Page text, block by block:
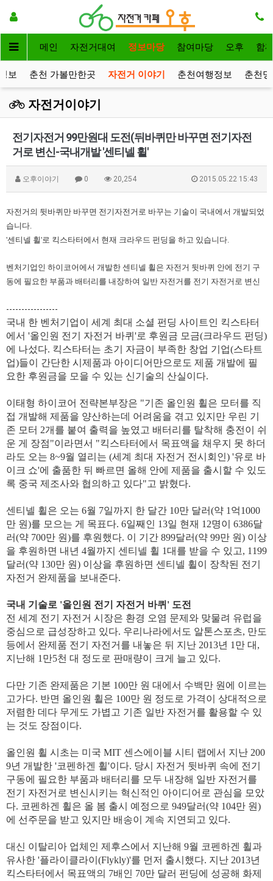
메인 자전거대여 정보마당 참여마당 오후 함
보 춘천 가볼만한곳 자전거 이야기 춘천여행정보 춘천
자전거이야기
전기자전거 99만원대 도전(뒤바퀴만 바꾸면 전기자전
거로 변신-국내개발 '센티넬 휠'
오후이야기 0 20,254 2015.05.22 15:43
자전거의 뒷바퀴만 바꾸면 전기자전거로 바꾸는 기술이 국내에서 개발되었
습니다.
'센티넬 휠'로 킥스타터에서 현재 크라우드 펀딩을 하고 있습니다.
벤처기업인 하이코어에서 개발한 센티넬 휠은 자전거 뒷바퀴 안에 전기 구
동에 필요한 부품과 배터리를 내장하여 일반 자전거를 전기 자전거로 변신
-----------------
국내 한 벤처기업이 세계 최대 소셜 펀딩 사이트인 킥스타터
에서 '올인원 전기 자전거 바퀴'로 후원금 모금(크라우드 펀딩)
에 나섰다. 킥스타터는 초기 자금이 부족한 창업 기업(스타트
업)들이 간단한 시제품과 아이디어만으로도 제품 개발에 필
요한 후원금을 모을 수 있는 신기술의 산실이다.
이태형 하이코어 전략본부장은 "기존 올인원 휠은 모터를 직
접 개발해 제품을 양산하는데 어려움을 겪고 있지만 우린 기
존 모터 2개를 붙여 출력을 높였고 배터리를 탈착해 충전이 쉬
운 게 장점"이라면서 "킥스타터에서 목표액을 채우지 못 하더
라도 오는 8~9월 열리는 (세계 최대 자전거 전시회인) '유로 바
이크 쇼'에 출품한 뒤 빠르면 올해 안에 제품을 출시할 수 있도
록 중국 제조사와 협의하고 있다"고 밝혔다.
센티넬 휠은 오는 6월 7일까지 한 달간 10만 달러(약 1억1000
만 원)를 모으는 게 목표다. 6일째인 13일 현재 12명이 6386달
러(약 700만 원)를 후원했다. 이 기간 899달러(약 99만 원) 이상
을 후원하면 내년 4월까지 센티넬 휠 1대를 받을 수 있고, 1199
달러(약 130만 원) 이상을 후원하면 센티넬 휠이 장착된 전기
자전거 완제품을 보내준다.
국내 기술로 '올인원 전기 자전거 바퀴' 도전
전 세계 전기 자전거 시장은 환경 오염 문제와 맞물려 유럽을
중심으로 급성장하고 있다. 우리나라에서도 알톤스포츠, 만도
등에서 완제품 전기 자전거를 내놓은 뒤 지난 2013년 1만 대,
지난해 1만5천 대 정도로 판매량이 크게 늘고 있다.
다만 기존 완제품은 기본 100만 원 대에서 수백만 원에 이르는
고가다. 반면 올인원 휠은 100만 원 정도로 가격이 상대적으로
저렴한 데다 무게도 가볍고 기존 일반 자전거를 활용할 수 있
는 것도 장점이다.
올인원 휠 시초는 미국 MIT 센스에이블 시티 랩에서 지난 200
9년 개발한 '코펜하겐 휠'이다. 당시 자전거 뒷바퀴 속에 전기
구동에 필요한 부품과 배터리를 모두 내장해 일반 자전거를
전기 자전거로 변신시키는 혁신적인 아이디어로 관심을 모았
다. 코펜하겐 휠은 올 봄 출시 예정으로 949달러(약 104만 원)
에 선주문을 받고 있지만 배송이 계속 지연되고 있다.
대신 이탈리아 업체인 제후스에서 지난해 9월 코펜하겐 휠과
유사한 '플라이클라이(Flykly)'를 먼저 출시했다. 지난 2013년
킥스타터에서 목표액의 7배인 70만 달러 펀딩에 성공해 화제